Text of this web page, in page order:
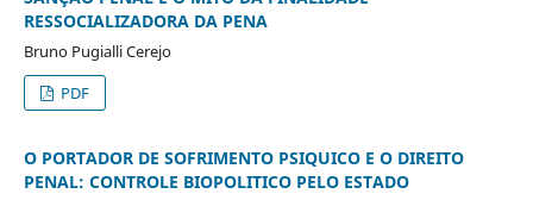
RESSOCIALIZADORA DA PENA
Bruno Pugialli Cerejo
PDF
O PORTADOR DE SOFRIMENTO PSIQUICO E O DIREITO
PENAL: CONTROLE BIOPOLITICO PELO ESTADO